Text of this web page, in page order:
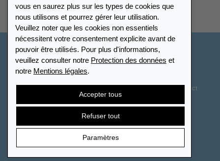
Trouver Leuchtturm
vous en saurez plus sur les types de cookies que
nous utilisons et pourrez gérer leur utilisation.
Veuillez noter que les cookies non essentiels
nécessitent votre consentement explicite avant de
pouvoir être utilisés. Pour plus d'informations,
veuillez consulter notre Protection des données et
notre Mentions légales.
Accepter tous
Refuser tout
Paramètres
France
Paramètres des cookies
Contact
Droit de rétractation Résilier le contrat
© 2026 LEUCHTTURM. Tous droits réservés.